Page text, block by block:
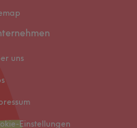
uns
Einstellungen